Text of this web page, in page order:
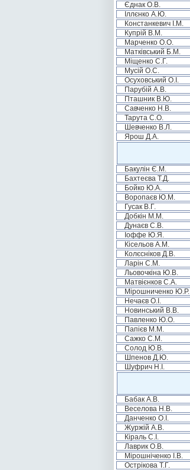
Єднак О.В.
Іллєнко А.Ю.
Констанкевич І.М.
Купрій В.М.
Марченко О.О.
Матківський Б.М.
Міщенко С.Г.
Мусій О.С.
Осуховський О.І.
Парубій А.В.
Пташник В.Ю.
Савченко Н.В.
Тарута С.О.
Шевченко В.Л.
Ярош Д.А.
Бакулін Є.М.
Бахтеєва Т.Д.
Бойко Ю.А.
Воропаєв Ю.М.
Гусак В.Г.
Добкін М.М.
Дунаєв С.В.
Іоффе Ю.Я.
Кісельов А.М.
Колєсніков Д.В.
Ларін С.М.
Льовочкіна Ю.В.
Матвієнков С.А.
Мірошниченко Ю.Р.
Нечаєв О.І.
Новинський В.В.
Павленко Ю.О.
Папієв М.М.
Сажко С.М.
Солод Ю.В.
Шпенов Д.Ю.
Шуфрич Н.І.
Бабак А.В.
Веселова Н.В.
Данченко О.І.
Журжій А.В.
Кіраль С.І.
Лаврик О.В.
Мірошніченко І.В.
Острікова Т.Г.